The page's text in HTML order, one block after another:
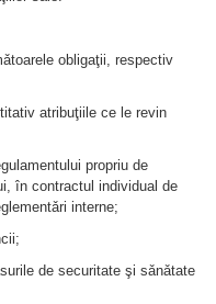
obligaţii, respectiv
atribuţiile ce le revin
propriu de
în contractul individual de
interne;
de securitate şi sǎnǎtate